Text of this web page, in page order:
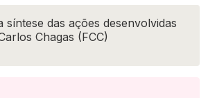
síntese das ações desenvolvidas
Chagas (FCC)